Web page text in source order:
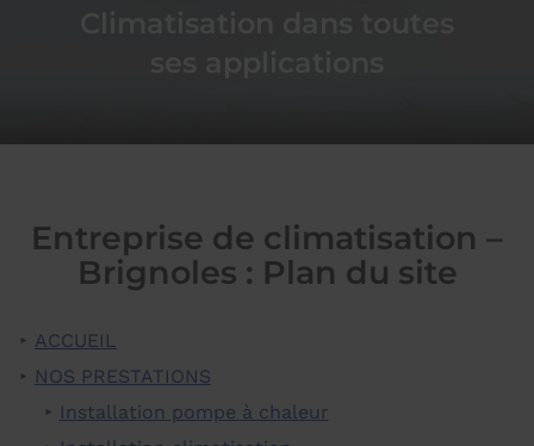
Entreprise de climatisation –
Brignoles : Plan du site
ACCUEIL
NOS PRESTATIONS
Installation pompe à chaleur